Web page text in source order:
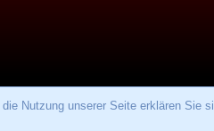
Nutzung unserer Seite erklären Sie